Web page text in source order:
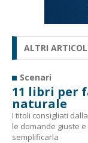
ALTRI
Scenari
11 libri per
naturale
I titoli consigliati
le domande giuste
semplificarla